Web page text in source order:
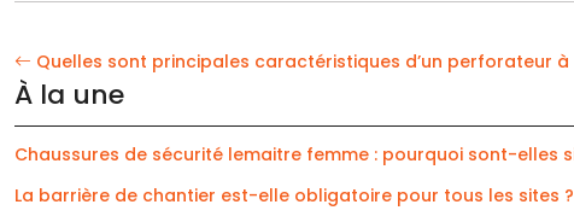
Quelles sont principales caractéristiques d’un perforateur
À la une
Chaussures de sécurité lemaitre femme : pourquoi sont-elles
La barrière de chantier est-elle obligatoire pour tous les sites ?